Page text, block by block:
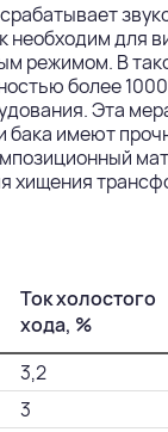
для
режимом. В
более
Эта
бака имеют
хищения
Ток холостого
хода, %
3,2
3